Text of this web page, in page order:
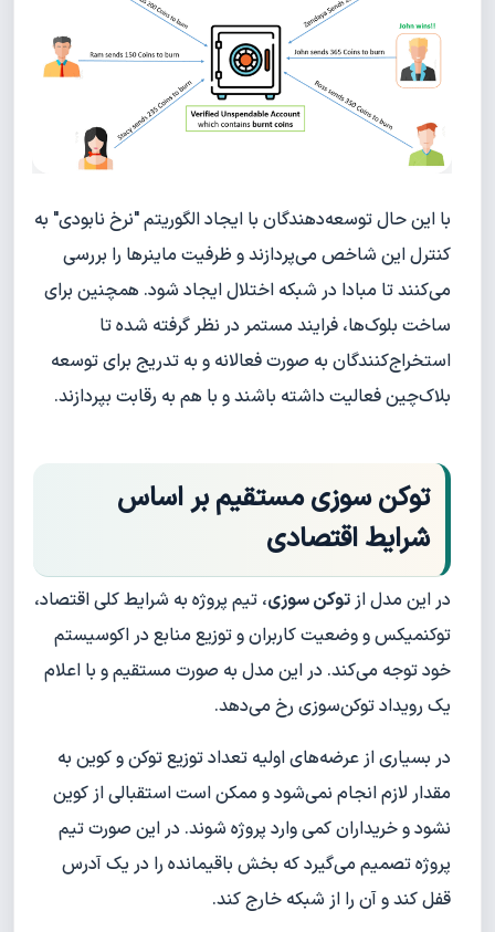
با این حال توسعه‌دهندگان با ایجاد الگوریتم "نرخ نابودی" به
کنترل این شاخص می‌پردازند و ظرفیت ماینرها را بررسی
می‌کنند تا مبادا در شبکه اختلال ایجاد شود. همچنین برای
ساخت بلوک‌ها، فرایند مستمر در نظر گرفته شده تا
استخراج‌کنندگان به صورت فعالانه و به تدریج برای توسعه
بلاک‌چین فعالیت داشته باشند و با هم به رقابت بپردازند.
توکن سوزی مستقیم بر اساس
شرایط اقتصادی
در این مدل ازتوکن سوزی، تیم پروژه به شرایط کلی اقتصاد،
توکنمیکس و وضعیت کاربران و توزیع منابع در اکوسیستم
خود توجه می‌کند. در این مدل به صورت مستقیم و با اعلام
یک رویداد توکن‌سوزی رخ می‌دهد.
در بسیاری از عرضه‌های اولیه تعداد توزیع توکن و کوین به
مقدار لازم انجام نمی‌شود و ممکن است استقبالی از کوین
نشود و خریداران کمی وارد پروژه شوند. در این صورت تیم
پروژه تصمیم می‌گیرد که بخش باقیمانده را در یک آدرس
قفل کند و آن را از شبکه خارج کند.